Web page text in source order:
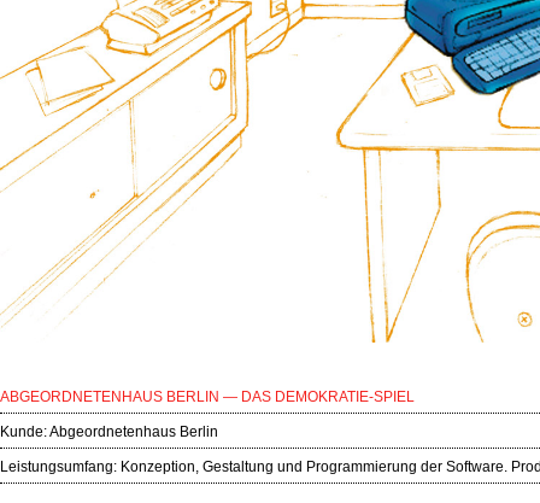
ABGEORDNETENHAUS BERLIN — DAS DEMOKRATIE-SPIEL
Kunde:Abgeordnetenhaus Berlin
Leistungsumfang: Konzeption, Gestaltung und Programmierung der Software.